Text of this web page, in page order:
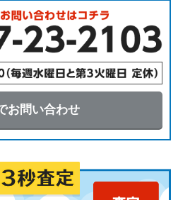
お問い合わせ